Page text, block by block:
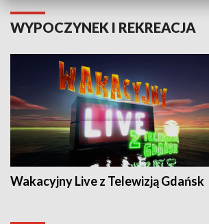
WYPOCZYNEK I REKREACJA
Wakacyjny Live z Telewizją Gdańsk